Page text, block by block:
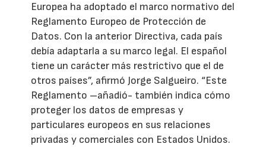
Europea ha adoptado el marco normativo del
Reglamento Europeo de Protección de
Datos. Con la anterior Directiva, cada país
debía adaptarla a su marco legal. El español
tiene un carácter más restrictivo que el de
otros países”, afirmó Jorge Salgueiro. “Este
Reglamento –añadió- también indica cómo
proteger los datos de empresas y
particulares europeos en sus relaciones
privadas y comerciales con Estados Unidos.